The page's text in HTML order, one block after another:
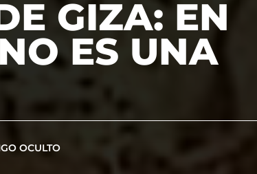
GIZA: EN
ES UNA
OCULTO